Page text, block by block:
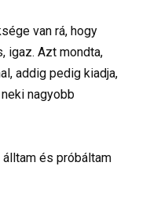
van rá, hogy
igaz. Azt mondta,
addig pedig kiadja,
nagyobb
álltam és próbáltam